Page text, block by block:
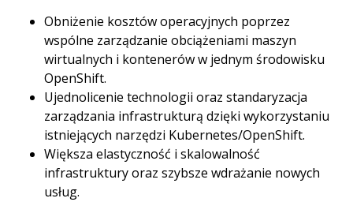
Obniżenie kosztów operacyjnych poprzez
wspólne zarządzanie obciążeniami maszyn
wirtualnych i kontenerów w jednym środowisku
OpenShift.
Ujednolicenie technologii oraz standaryzacja
zarządzania infrastrukturą dzięki wykorzystaniu
istniejących narzędzi Kubernetes/OpenShift.
Większa elastyczność i skalowalność
infrastruktury oraz szybsze wdrażanie nowych
usług.